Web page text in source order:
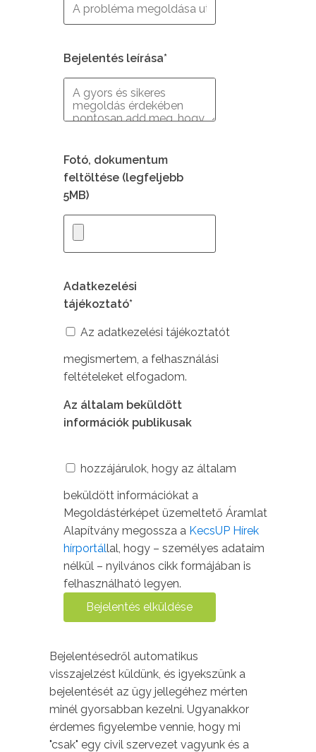
Bejelentés leírása*
Fotó, dokumentum
feltöltése (legfeljebb
5MB)
Adatkezelési
tájékoztató*
Az adatkezelési tájékoztatót
megismertem, a felhasználási
feltételeket elfogadom.
Az általam beküldött
információk publikusak
hozzájárulok, hogy az általam
beküldött információkat a
Megoldástérképet üzemeltető Áramlat
Alapítvány megossza a KecsUP Hírek
hírportállal, hogy – személyes adataim
nélkül – nyilvános cikk formájában is
felhasználható legyen.
Bejelentésedről automatikus
visszajelzést küldünk, és igyekszünk a
bejelentését az ügy jellegéhez mérten
minél gyorsabban kezelni. Ugyanakkor
érdemes figyelembe vennie, hogy mi
"csak" egy civil szervezet vagyunk és a